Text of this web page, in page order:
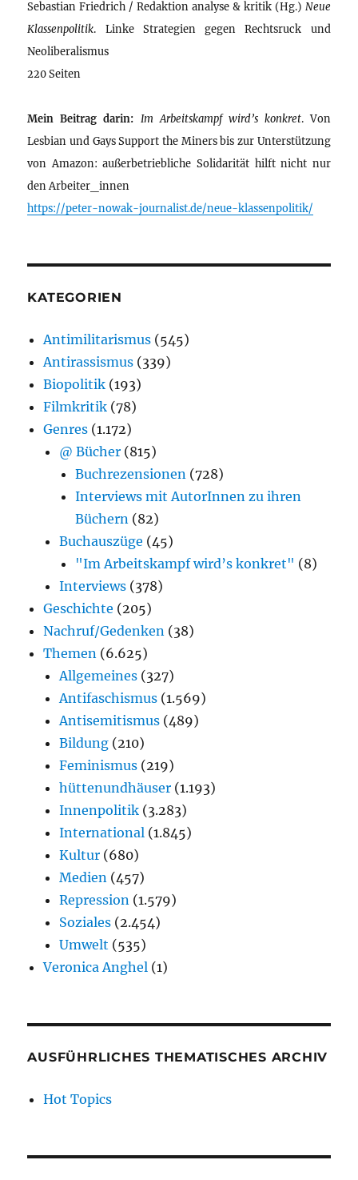
Sebastian Friedrich / Redaktion analyse & kritik (Hg.) Neue
Klassenpolitik. Linke Strategien gegen Rechtsruck und
Neoliberalismus
220 Seiten
Mein Beitrag darin: Im Arbeitskampf wird’s konkret. Von
Lesbian und Gays Support the Miners bis zur Unterstützung
von Amazon: außerbetriebliche Solidarität hilft nicht nur
den Arbeiter_innen
https://peter-nowak-journalist.de/neue-klassenpolitik/
KATEGORIEN
Antimilitarismus (545)
Antirassismus (339)
Biopolitik (193)
Filmkritik (78)
Genres (1.172)
@ Bücher (815)
Buchrezensionen (728)
Interviews mit AutorInnen zu ihren
Büchern (82)
Buchauszüge (45)
"Im Arbeitskampf wird’s konkret" (8)
Interviews (378)
Geschichte (205)
Nachruf/Gedenken (38)
Themen (6.625)
Allgemeines (327)
Antifaschismus (1.569)
Antisemitismus (489)
Bildung (210)
Feminismus (219)
hüttenundhäuser (1.193)
Innenpolitik (3.283)
International (1.845)
Kultur (680)
Medien (457)
Repression (1.579)
Soziales (2.454)
Umwelt (535)
Veronica Anghel (1)
AUSFÜHRLICHES THEMATISCHES ARCHIV
Hot Topics